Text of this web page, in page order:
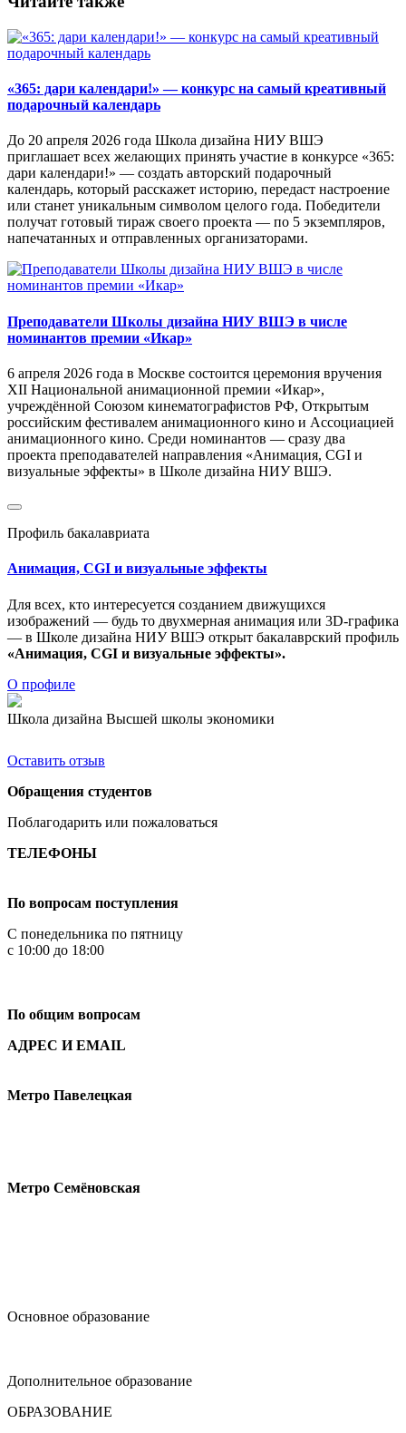
«365: дари календари!» — конкурс на самый креативный
подарочный календарь
До 20 апреля 2026 года Школа дизайна НИУ ВШЭ
приглашает всех желающих принять участие в конкурсе «365:
дари календари!» — создать авторский подарочный
календарь, который расскажет историю, передаст настроение
или станет уникальным символом целого года. Победители
получат готовый тираж своего проекта — по 5 экземпляров,
напечатанных и отправленных организаторами.
Преподаватели Школы дизайна НИУ ВШЭ в числе
номинантов премии «Икар»
6 апреля 2026 года в Москве состоится церемония вручения
XII Национальной анимационной премии «Икар»,
учреждённой Союзом кинематографистов РФ, Открытым
российским фестивалем анимационного кино и Ассоциацией
анимационного кино. Среди номинантов — сразу два
проекта преподавателей направления «Анимация, CGI и
визуальные эффекты» в Школе дизайна НИУ ВШЭ.
Профиль бакалавриата
Анимация, CGI и визуальные эффекты
Для всех, кто интересуется созданием движущихся
изображений — будь то двухмерная анимация или 3D-графика
— в Школе дизайна НИУ ВШЭ открыт бакалаврский профиль
«Анимация, CGI и визуальные эффекты».
О профиле
Школа дизайна Высшей школы экономики
Оставить отзыв
Обращения студентов
Поблагодарить или пожаловаться
ТЕЛЕФОНЫ
По вопросам поступления
С понедельника по пятницу
с 10:00 до 18:00
По общим вопросам
АДРЕС И EMAIL
Метро Павелецкая
Метро Семёновская
Основное образование
Дополнительное образование
ОБРАЗОВАНИЕ